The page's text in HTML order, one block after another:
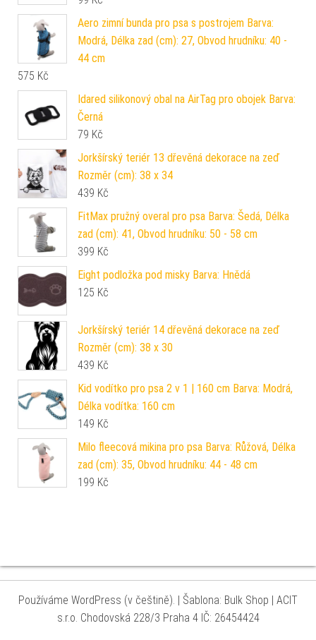
Aero zimní bunda pro psa s postrojem Barva:
Modrá, Délka zad (cm): 27, Obvod hrudníku: 40 -
44 cm
575 Kč
Idared silikonový obal na AirTag pro obojek Barva:
Černá
79 Kč
Jorkšírský teriér 13 dřevěná dekorace na zeď
Rozměr (cm): 38 x 34
439 Kč
FitMax pružný overal pro psa Barva: Šedá, Délka
zad (cm): 41, Obvod hrudníku: 50 - 58 cm
399 Kč
Eight podložka pod misky Barva: Hnědá
125 Kč
Jorkšírský teriér 14 dřevěná dekorace na zeď
Rozměr (cm): 38 x 30
439 Kč
Kid vodítko pro psa 2 v 1 | 160 cm Barva: Modrá,
Délka vodítka: 160 cm
149 Kč
Milo fleecová mikina pro psa Barva: Růžová, Délka
zad (cm): 35, Obvod hrudníku: 44 - 48 cm
199 Kč
Používáme WordPress (v češtině). | Šablona: Bulk Shop | ACIT
s.r.o. Chodovská 228/3 Praha 4 IČ: 26454424